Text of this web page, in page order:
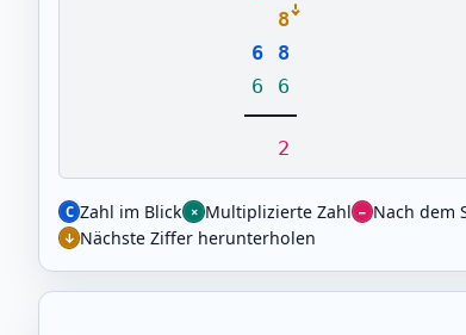
8
6
8
6
6
2
Zahl im Blick Multiplizierte Zahl
Nach dem
Nächste Ziffer herunterholen